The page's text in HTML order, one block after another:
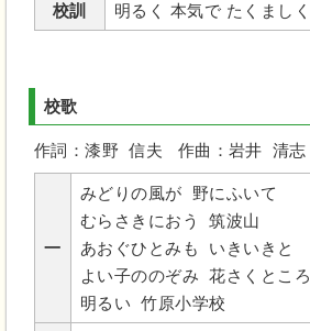
校訓 明るく 本気で たくましく
校歌
作詞：漆野 信夫 作曲：岩井 清志
一
みどりの風が 野にふいて
むらさきにおう 筑波山
あおぐひとみも いきいきと
よい子ののぞみ 花さくところ
明るい 竹原小学校